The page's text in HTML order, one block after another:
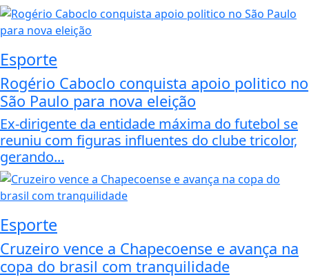
Esporte
Rogério Caboclo conquista apoio politico no
São Paulo para nova eleição
Ex-dirigente da entidade máxima do futebol se
reuniu com figuras influentes do clube tricolor,
gerando...
Esporte
Cruzeiro vence a Chapecoense e avança na
copa do brasil com tranquilidade